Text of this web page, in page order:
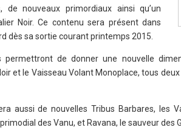
de nouveaux primordiaux ainsi qu’un
Noir. Ce contenu sera présent dans
dès sa sortie courant printemps 2015.
permettront de donner une nouvelle
et le Vaisseau Volant Monoplace, tous
aussi de nouvelles Tribus Barbares, les
des Vanu, et Ravana, le sauveur des